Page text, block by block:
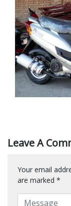
Leave A
Your email
are marked *